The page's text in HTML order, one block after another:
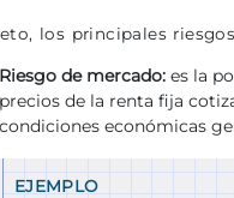
los principales
Riesgo de mercado: es la
precios de la renta fija
condiciones económicas
EJEMPLO